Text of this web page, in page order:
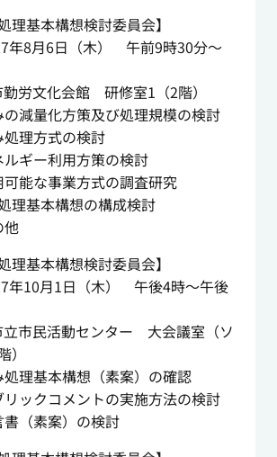
理基本構想検討委員会】
年8月6日（木） 午前9時30分～
労文化会館 研修室1（2階）
減量化方策及び処理規模の検討
方式の検討
ー利用方策の検討
な事業方式の調査研究
基本構想の構成検討
理基本構想検討委員会】
年10月1日（木） 午後4時～午後
立市民活動センター 大会議室（ソ
）
理基本構想（素案）の確認
クコメントの実施方法の検討
素案）の検討